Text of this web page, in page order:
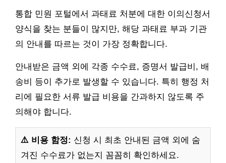
통합 민원 포털에서 과태료 처분에 대한 이의신청서
양식을 찾는 분들이 많지만, 해당 과태료 부과 기관
의 안내를 따르는 것이 가장 정확합니다.
안내받은 금액 외에 각종 수수료, 증명서 발급비, 배
송비 등이 추가로 발생할 수 있습니다. 특히 행정 처
리에 필요한 서류 발급 비용을 간과하지 않도록 주
의해야 합니다.
⚠️ 비용 함정: 신청 시 최초 안내된 금액 외에 숨
겨진 수수료가 없는지 꼼꼼히 확인하세요.